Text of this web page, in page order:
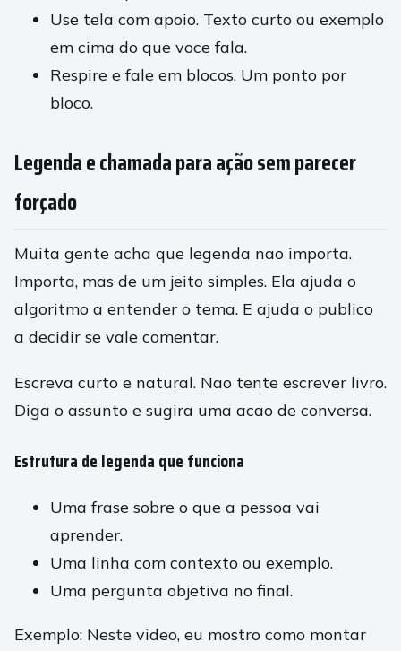
Use tela com apoio. Texto curto ou exemplo
em cima do que voce fala.
Respire e fale em blocos. Um ponto por
bloco.
Legenda e chamada para ação sem parecer
forçado
Muita gente acha que legenda nao importa.
Importa, mas de um jeito simples. Ela ajuda o
algoritmo a entender o tema. E ajuda o publico
a decidir se vale comentar.
Escreva curto e natural. Nao tente escrever livro.
Diga o assunto e sugira uma acao de conversa.
Estrutura de legenda que funciona
Uma frase sobre o que a pessoa vai
aprender.
Uma linha com contexto ou exemplo.
Uma pergunta objetiva no final.
Exemplo: Neste video, eu mostro como montar